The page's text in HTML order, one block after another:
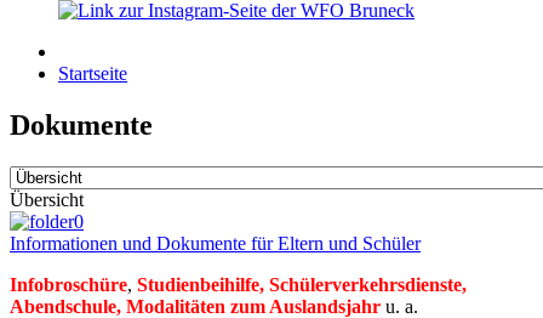
Startseite
Dokumente
Übersicht
Informationen und Dokumente für Eltern und Schüler
Infobroschüre, Studienbeihilfe, Schülerverkehrsdienste,
Abendschule, Modalitäten zum Auslandsjahr u. a.